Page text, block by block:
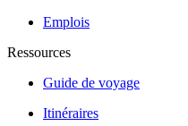
Emplois
Ressources
Guide de voyage
Itinéraires